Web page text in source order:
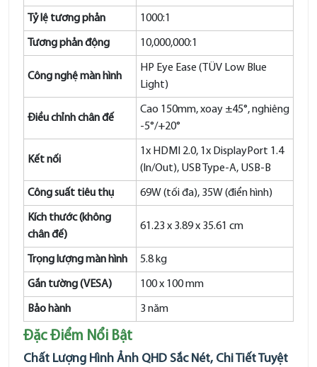
Tỷ lệ tương phản 1000:1
Tương phản động 10,000,000:1
Công nghệ màn hình
HP Eye Ease (TÜV Low Blue
Light)
Điều chỉnh chân đế
Cao 150mm, xoay ±45°, nghiêng
-5°/+20°
Kết nối
1x HDMI 2.0, 1x DisplayPort 1.4
(In/Out), USB Type-A, USB-B
Công suất tiêu thụ 69W (tối đa), 35W (điển hình)
Kích thước (không
chân đế)
61.23 x 3.89 x 35.61 cm
Trọng lượng màn hình 5.8 kg
Gắn tường (VESA) 100 x 100 mm
Bảo hành 3 năm
Đặc Điểm Nổi Bật
Chất Lượng Hình Ảnh QHD Sắc Nét, Chi Tiết Tuyệt